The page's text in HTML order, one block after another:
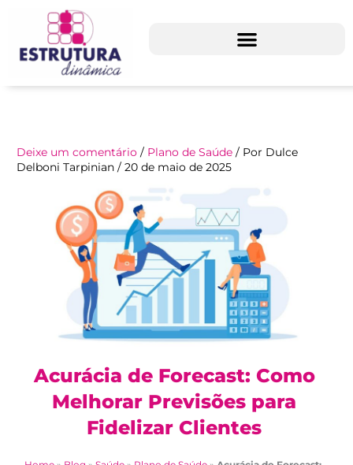
conteúdo
Deixe um comentário / Plano de Saúde / Por Dulce
Delboni Tarpinian/20 de maio de 2025
Acurácia de Forecast: Como
Melhorar Previsões para
Fidelizar Clientes